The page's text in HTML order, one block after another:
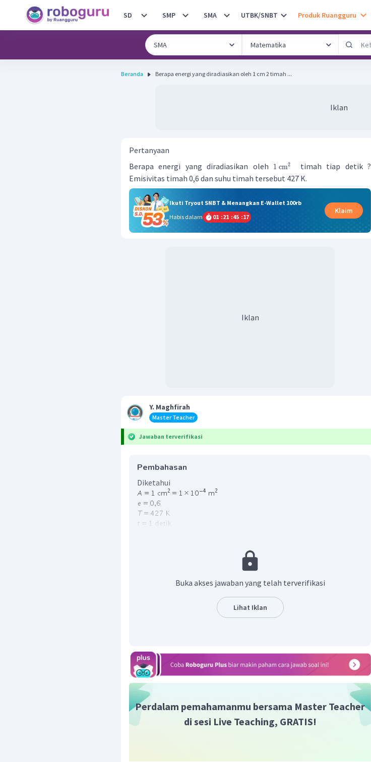
SD SMP SMA UTBK/SNBT Produk Ruangguru
Beranda Berapa energi yang diradiasikan oleh 1 cm 2 timah ...
Iklan
Pertanyaan
Berapa energi yang diradiasikan oleh
1 cm2
timah tiap detik ?
Emisivitas timah 0,6 dan suhu timah tersebut 427 K.
Ikuti Tryout SNBT & Menangkan E-Wallet 100rb
Habis dalam
01 :21 :45 :17
Klaim
Iklan
Y. Maghfirah
Master Teacher
Jawaban terverifikasi
Pembahasan
Diketahui
Gunakan persamaan energi radiasi
Dengan demikian besar energi yang diradiasikan adalah 0,113
Buka akses jawaban yang telah terverifikasi
Lihat Iklan
Perdalam pemahamanmu bersama Master Teacher
di sesi Live Teaching, GRATIS!